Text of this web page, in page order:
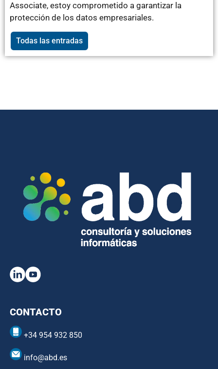
Associate, estoy comprometido a garantizar la
protección de los datos empresariales.
Todas las entradas
CONTACTO
+34 954 932 850
info@abd.es